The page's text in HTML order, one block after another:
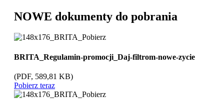
NOWE dokumenty do pobrania
BRITA_Regulamin-promocji_Daj-filtrom-nowe-zycie
(PDF, 589,81 KB)
Pobierz teraz